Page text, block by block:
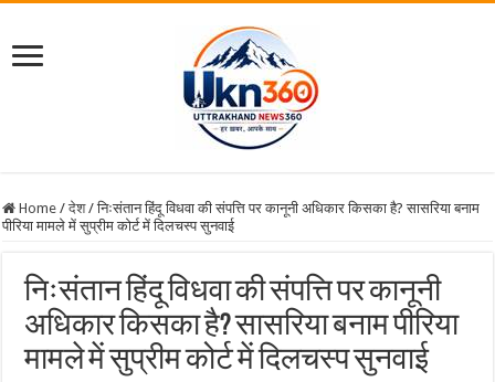
Home / देश / निःसंतान हिंदू विधवा की संपत्ति पर कानूनी अधिकार किसका है? सासरिया बनाम
पीरिया मामले में सुप्रीम कोर्ट में दिलचस्प सुनवाई
निःसंतान हिंदू विधवा की संपत्ति पर कानूनी
अधिकार किसका है? सासरिया बनाम पीरिया
मामले में सुप्रीम कोर्ट में दिलचस्प सुनवाई